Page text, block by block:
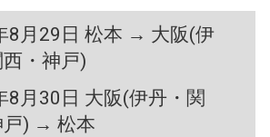
8月29日 松本 → 大阪(伊
・神戸)
8月30日 大阪(伊丹・関
戸) → 松本